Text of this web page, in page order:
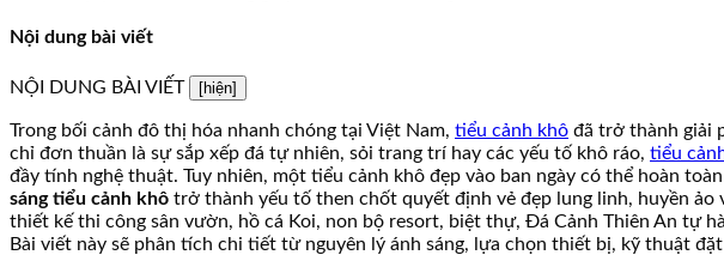
Nội dung bài viết
NỘI DUNG BÀI VIẾT [hiện]
Trong bối cảnh đô thị hóa nhanh chóng tại Việt Nam, tiểu cảnh khô đã trở thành giải
chỉ đơn thuần là sự sắp xếp đá tự nhiên, sỏi trang trí hay các yếu tố khô ráo, tiểu
đầy tính nghệ thuật. Tuy nhiên, một tiểu cảnh khô đẹp vào ban ngày có thể hoàn
sáng tiểu cảnh khô trở thành yếu tố then chốt quyết định vẻ đẹp lung linh, huyền ảo
thiết kế thi công sân vườn, hồ cá Koi, non bộ resort, biệt thự, Đá Cảnh Thiên An tự
Bài viết này sẽ phân tích chi tiết từ nguyên lý ánh sáng, lựa chọn thiết bị, kỹ thuật